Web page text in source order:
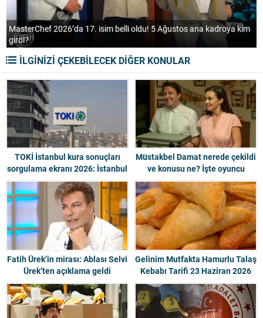
Yeraltı 2. sezon ne zaman başlıyor? Yeni oyuncu kadrosu belli
İLGİNİZİ ÇEKEBİLECEK DİĞER KONULAR
TOKİ İstanbul kura sonuçları
sorgulama ekranı 2026: İstanbul
100 bin konut kura sonuçları
açıklandı mı, nasıl sorgulanır?
Müstakbel Damat nerede çekildi
ve konusu ne? İşte oyuncu
kadrosu
Fatih Ürek’in mirası: Ablası Selvi
Ürek’ten açıklama geldi
Gelinim Mutfakta Hamurlu Talaş
Kebabı Tarifi 23 Haziran 2026